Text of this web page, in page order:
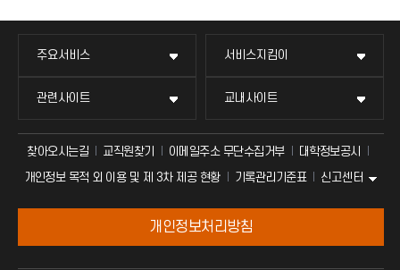
주요서비스 서비스지킴이
관련사이트 교내사이트
찾아오시는길 교직원찾기 이메일주소 무단수집거부
대학정보공시
개인정보 목적 외 이용 및 제 3차 제공 현황
기록관리기준표 신고센터
개인정보처리방침